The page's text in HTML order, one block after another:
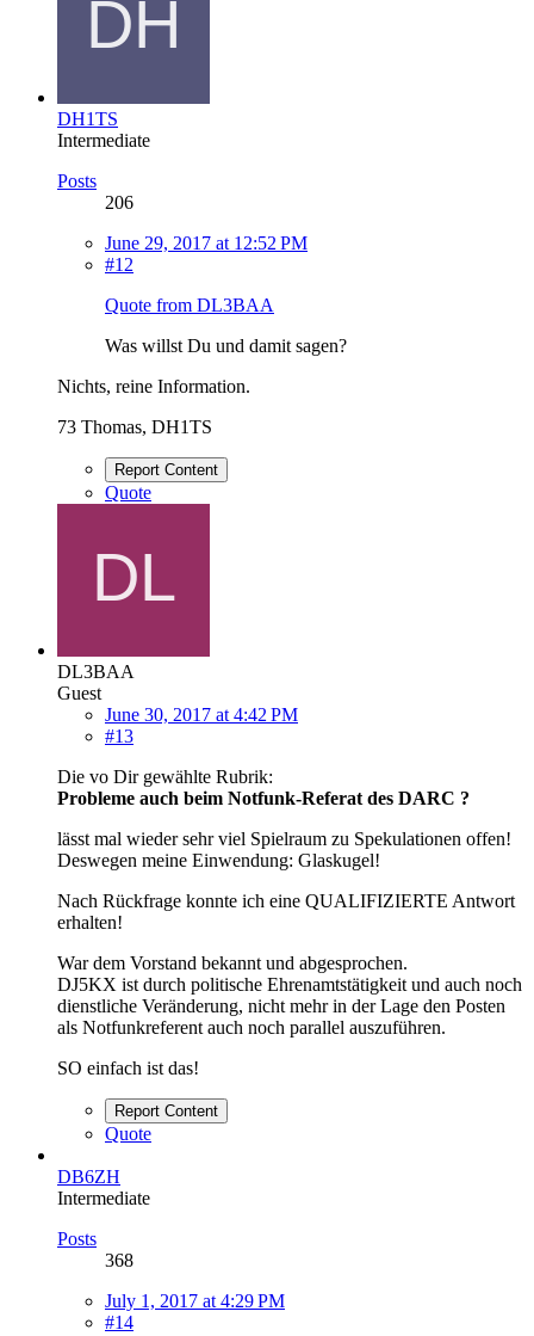
DH1TS
Intermediate
Posts
206
June 29, 2017 at 12:52 PM
#12
Quote from DL3BAA
Was willst Du und damit sagen?
Nichts, reine Information.
73 Thomas, DH1TS
Report Content
Quote
DL3BAA
Guest
June 30, 2017 at 4:42 PM
#13
Die vo Dir gewählte Rubrik:
Probleme auch beim Notfunk-Referat des DARC ?
lässt mal wieder sehr viel Spielraum zu Spekulationen offen!
Deswegen meine Einwendung: Glaskugel!
Nach Rückfrage konnte ich eine QUALIFIZIERTE Antwort
erhalten!
War dem Vorstand bekannt und abgesprochen.
DJ5KX ist durch politische Ehrenamtstätigkeit und auch noch
dienstliche Veränderung, nicht mehr in der Lage den Posten
als Notfunkreferent auch noch parallel auszuführen.
SO einfach ist das!
Report Content
Quote
DB6ZH
Intermediate
Posts
368
July 1, 2017 at 4:29 PM
#14